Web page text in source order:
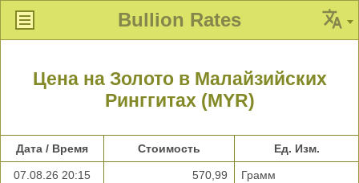
Bullion Rates
Цена на Золото в Малайзийских
Ринггитах (MYR)
Дата / Время Стоимость Ед. Изм.
07.08.26 20:15 570,99 Грамм